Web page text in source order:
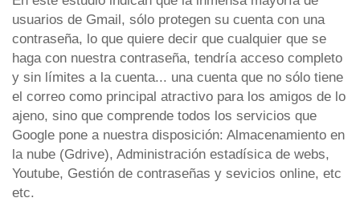
usuarios de Gmail, sólo protegen su cuenta con una
contraseña, lo que quiere decir que cualquier que se
haga con nuestra contraseña, tendría acceso completo
y sin límites a la cuenta... una cuenta que no sólo tiene
el correo como principal atractivo para los amigos de lo
ajeno, sino que comprende todos los servicios que
Google pone a nuestra disposición: Almacenamiento en
la nube (Gdrive), Administración estadí­sica de webs,
Youtube, Gestión de contraseñas y sevicios online, etc
etc.